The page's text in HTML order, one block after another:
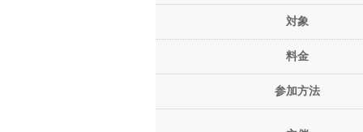
対象
料金
参加方法